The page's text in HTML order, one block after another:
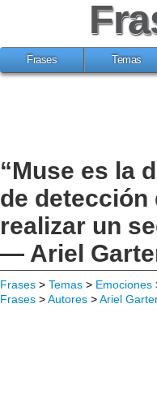
Frases Temas
“Muse es la
de detección
realizar un
— Ariel
Frases > Temas > Emociones
Frases >Autores >Ariel